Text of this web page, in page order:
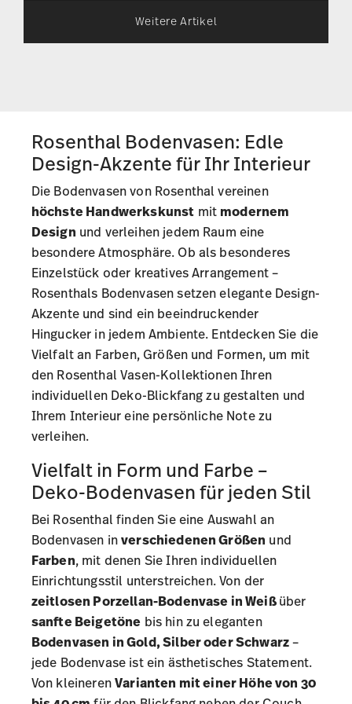
Weitere Artikel
Rosenthal Bodenvasen: Edle
Design-Akzente für Ihr Interieur
Die Bodenvasen von Rosenthal vereinen
höchste Handwerkskunst mit modernem
Design und verleihen jedem Raum eine
besondere Atmosphäre. Ob als besonderes
Einzelstück oder kreatives Arrangement –
Rosenthals Bodenvasen setzen elegante Design-
Akzente und sind ein beeindruckender
Hingucker in jedem Ambiente. Entdecken Sie die
Vielfalt an Farben, Größen und Formen, um mit
den Rosenthal Vasen-KollektionenIhren
individuellen Deko-Blickfang zu gestalten und
Ihrem Interieur eine persönliche Note zu
verleihen.
Vielfalt in Form und Farbe –
Deko-Bodenvasen für jeden Stil
Bei Rosenthal finden Sie eine Auswahl an
Bodenvasen inverschiedenen Größen und
Farben, mit denen Sie Ihren individuellen
Einrichtungsstil unterstreichen. Von der
zeitlosen Porzellan-Bodenvase in Weißüber
sanfte Beigetöne bis hin zu eleganten
Bodenvasen in Gold, Silber oder Schwarz–
jede Bodenvase ist ein ästhetisches Statement.
Von kleinerenVarianten mit einer Höhe von 30